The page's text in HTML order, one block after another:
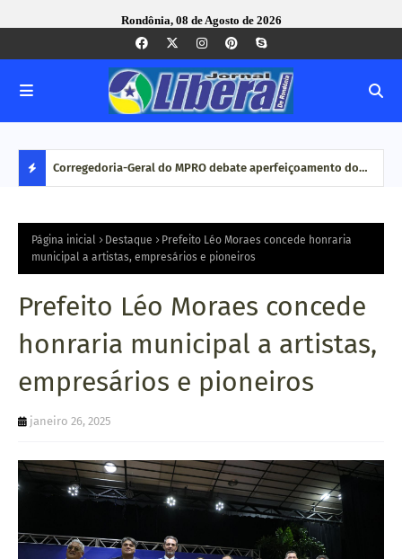
Rondônia, 08 de Agosto de 2026
S
T
Q
U
ação Corregedoria-Geral do MPRO debate aperfeiçoamento do
congresso nacional
Página inicial Destaque
Prefeito Léo Moraes concede honraria
municipal a artistas, empresários e pioneiros
Prefeito Léo Moraes concede
honraria municipal a artistas,
empresários e pioneiros
janeiro 26, 2025